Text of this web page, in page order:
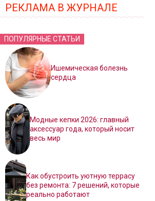
РЕКЛАМА В ЖУРНАЛЕ
ПОПУЛЯРНЫЕ СТАТЬИ
Ишемическая болезнь
сердца
Модные кепки 2026: главный
аксессуар года, который носит
весь мир
Как обустроить уютную террасу
без ремонта: 7 решений, которые
реально работают